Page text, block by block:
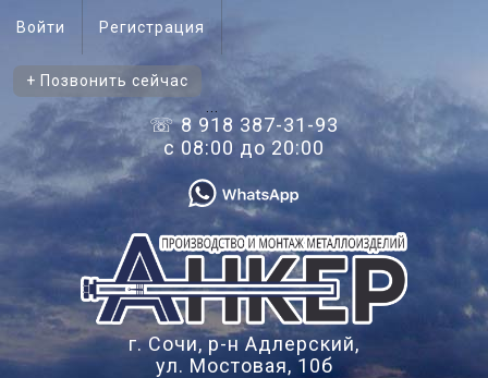
Войти Регистрация
+ Позвонить сейчас
☏ 8 918 387-31-93
с 08:00 до 20:00
г. Сочи, р-н Адлерский,
ул. Мостовая, 10б